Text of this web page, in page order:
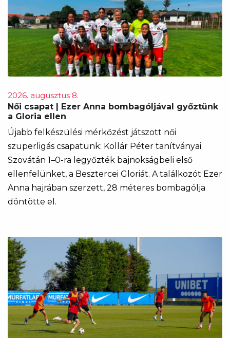
2026. augusztus 8.
Női csapat | Ezer Anna bombagóljával győztünk
a Gloria ellen
Újabb felkészülési mérkőzést játszott női
szuperligás csapatunk: Kollár Péter tanítványai
Szovátán 1–0-ra legyőzték bajnokságbeli első
ellenfelünket, a Besztercei Gloriát. A találkozót Ezer
Anna hajrában szerzett, 28 méteres bombagólja
döntötte el.